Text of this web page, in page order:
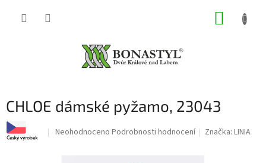
CHLOE dámské pyžamo, 23043
Průměrné
Neohodnoceno Podrobnosti hodnocení Značka:LINIA